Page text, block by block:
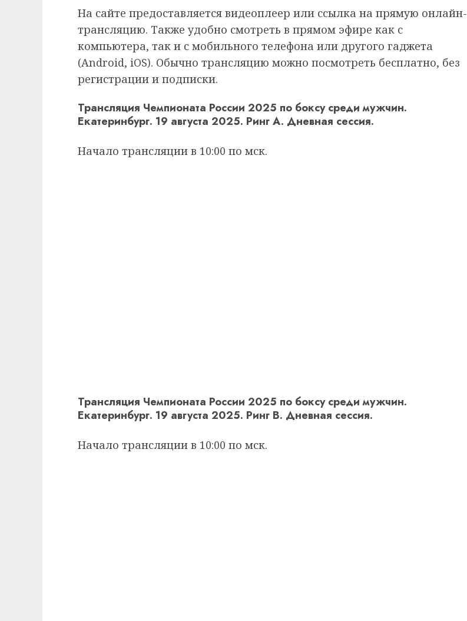
На сайте предоставляется видеоплеер или ссылка на прямую онлайн-
трансляцию. Также удобно смотреть в прямом эфире как с
компьютера, так и с мобильного телефона или другого гаджета
(Android, iOS). Обычно трансляцию можно посмотреть бесплатно, без
регистрации и подписки.
Трансляция Чемпионата России 2025 по боксу среди мужчин.
Екатеринбург. 19 августа 2025. Ринг A. Дневная сессия.
Начало трансляции в 10:00 по мск.
Трансляция Чемпионата России 2025 по боксу среди мужчин.
Екатеринбург. 19 августа 2025. Ринг B. Дневная сессия.
Начало трансляции в 10:00 по мск.